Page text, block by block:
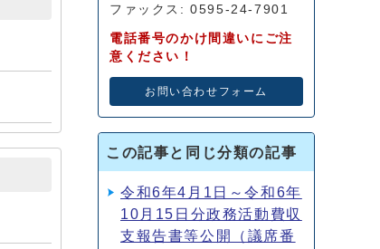
ファックス: 0595-24-7901
電話番号のかけ間違いにご注
意ください！
お問い合わせフォーム
この記事と同じ分類の記事
令和6年4月1日～令和6年
10月15日分政務活動費収
支報告書等公開（議席番